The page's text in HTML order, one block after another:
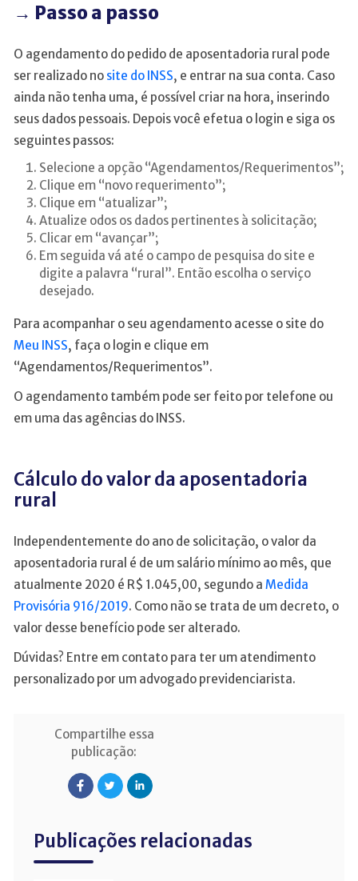
→ Passo a passo
O agendamento do pedido de aposentadoria rural pode
ser realizado no site do INSS, e entrar na sua conta. Caso
ainda não tenha uma, é possível criar na hora, inserindo
seus dados pessoais. Depois você efetua o login e siga os
seguintes passos:
Selecione a opção “Agendamentos/Requerimentos”;
Clique em “novo requerimento”;
Clique em “atualizar”;
Atualize odos os dados pertinentes à solicitação;
Clicar em “avançar”;
Em seguida vá até o campo de pesquisa do site e
digite a palavra “rural”. Então escolha o serviço
desejado.
Para acompanhar o seu agendamento acesse o site do
Meu INSS, faça o login e clique em
“Agendamentos/Requerimentos”.
O agendamento também pode ser feito por telefone ou
em uma das agências do INSS.
Cálculo do valor da aposentadoria
rural
Independentemente do ano de solicitação, o valor da
aposentadoria rural é de um salário mínimo ao mês, que
atualmente 2020 é R$ 1.045,00, segundo a Medida
Provisória 916/2019. Como não se trata de um decreto, o
valor desse benefício pode ser alterado.
Dúvidas? Entre em contato para ter um atendimento
personalizado por um advogado previdenciarista.
Compartilhe essa
publicação:
Publicações relacionadas